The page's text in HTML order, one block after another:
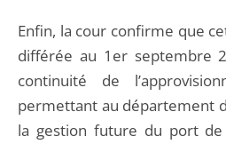
Enfin, la cour confirme que
différée au 1er septembre
continuité de
permettant au département
la gestion future du port